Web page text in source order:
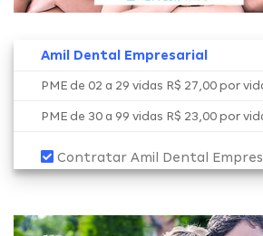
Amil Dental Empresarial
PME de 02 a 29 vidas R$ 27,00 por
PME de 30 a 99 vidas R$ 23,00 por
Contratar Amil Dental